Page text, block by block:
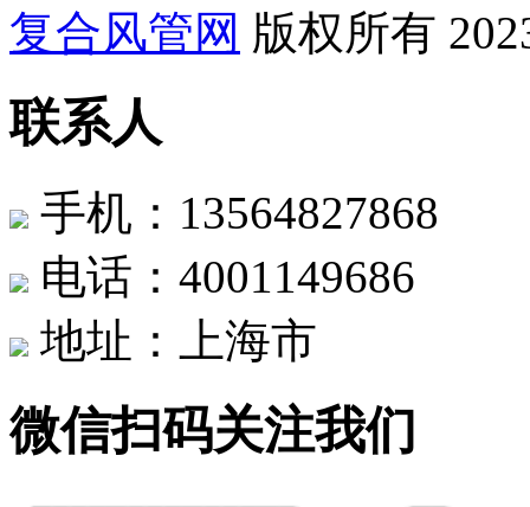
复合风管网 版权所有
联系人
手机：13564827868
电话：4001149686
地址：上海市
微信扫码关注我们